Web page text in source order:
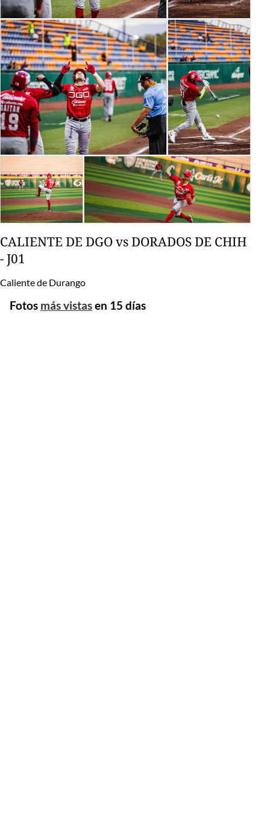
CALIENTE DE DGO vs DORADOS DE CHIH
- J01
Caliente de Durango
Fotos más vistasen 15 días